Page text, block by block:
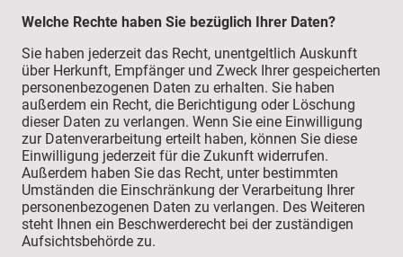
Welche Rechte haben Sie bezüglich Ihrer Daten?
Sie haben jederzeit das Recht, unentgeltlich Auskunft
über Herkunft, Empfänger und Zweck Ihrer gespeicherten
personenbezogenen Daten zu erhalten. Sie haben
außerdem ein Recht, die Berichtigung oder Löschung
dieser Daten zu verlangen. Wenn Sie eine Einwilligung
zur Datenverarbeitung erteilt haben, können Sie diese
Einwilligung jederzeit für die Zukunft widerrufen.
Außerdem haben Sie das Recht, unter bestimmten
Umständen die Einschränkung der Verarbeitung Ihrer
personenbezogenen Daten zu verlangen. Des Weiteren
steht Ihnen ein Beschwerderecht bei der zuständigen
Aufsichtsbehörde zu.